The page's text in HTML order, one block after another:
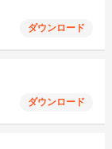
ダウンロード
ダウンロード